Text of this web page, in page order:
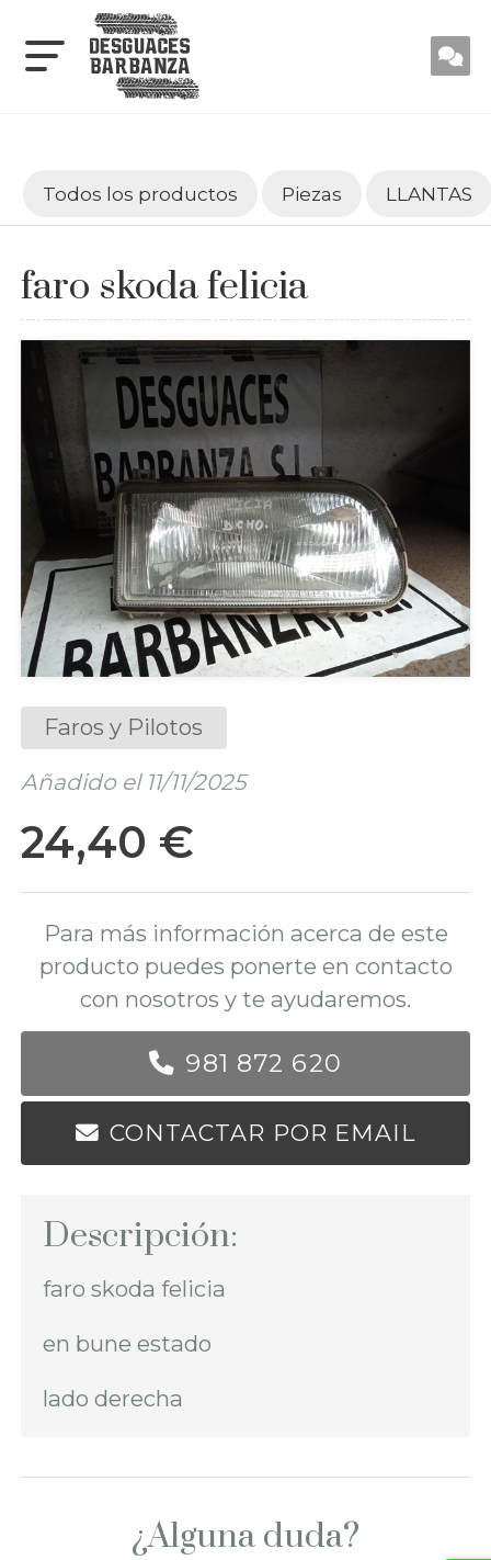
Todos los productos Piezas LLANTAS
faro skoda felicia
Faros y Pilotos
Añadido el 11/11/2025
24,40 €
Para más información acerca de este
producto puedes ponerte en contacto
con nosotros y te ayudaremos.
981 872 620
CONTACTAR POR EMAIL
Descripción:
faro skoda felicia
en bune estado
lado derecha
¿Alguna duda?